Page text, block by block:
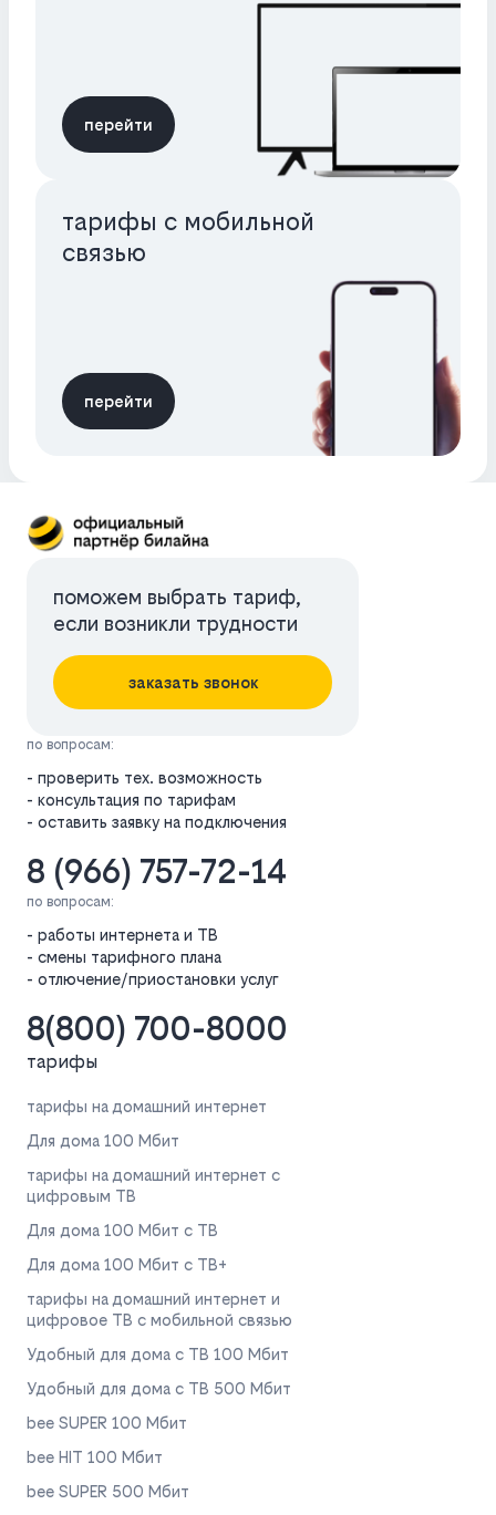
перейти
тарифы с мобильной
связью
перейти
поможем выбрать тариф,
если возникли трудности
заказать звонок
по вопросам:
- проверить тех. возможность
- консультация по тарифам
- оставить заявку на подключения
8 (966) 757-72-14
по вопросам:
- работы интернета и ТВ
- смены тарифного плана
- отлючение/приостановки услуг
8(800) 700-8000
тарифы
тарифы на домашний интернет
Для дома 100 Мбит
тарифы на домашний интернет с
цифровым ТВ
Для дома 100 Мбит с ТВ
Для дома 100 Мбит с ТВ+
тарифы на домашний интернет и
цифровое ТВ с мобильной связью
Удобный для дома с ТВ 100 Мбит
Удобный для дома с ТВ 500 Мбит
bee SUPER 100 Мбит
bee HIT 100 Мбит
bee SUPER 500 Мбит